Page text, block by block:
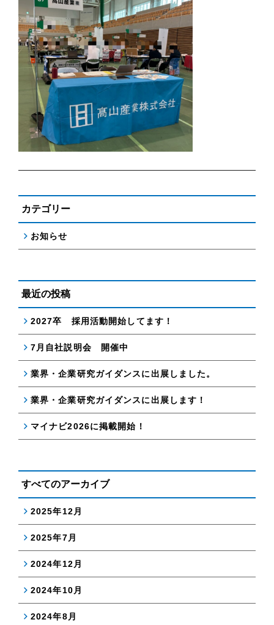
カテゴリー
お知らせ
最近の投稿
2027卒 採用活動開始してます！
7月自社説明会 開催中
業界・企業研究ガイダンスに出展しました。
業界・企業研究ガイダンスに出展します！
マイナビ2026に掲載開始！
すべてのアーカイブ
2025年12月
2025年7月
2024年12月
2024年10月
2024年8月